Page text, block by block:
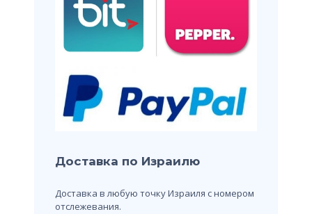
Доставка по Израилю
Доставка в любую точку Израиля с номером
отслежевания.